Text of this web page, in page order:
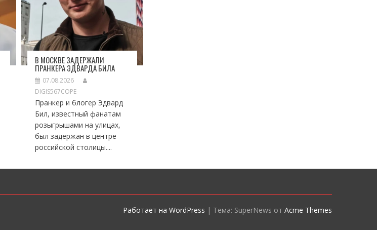
В МОСКВЕ ЗАДЕРЖАЛИ
ПРАНКЕРА ЭДВАРДА БИЛА
07.08.2026
DIGIS567COPE
Пранкер и блогер Эдвард
Бил, известный фанатам
розыгрышами на улицах,
был задержан в центре
российской столицы....
Работает на WordPress | Тема: SuperNews от Acme Themes